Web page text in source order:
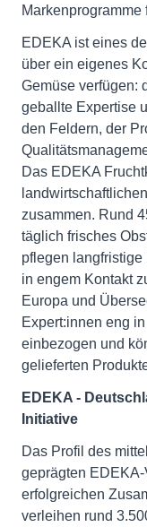
EDEKA ist eines
über ein eigenes
Gemüse verfügen:
geballte Expertise
den Feldern, der
Das EDEKA
zusammen. Rund
täglich frisches
pflegen
in engem Kontakt
Europa und
Expert:innen eng
einbezogen und
gelieferten
EDEKA -
Initiative
Das Profil des
geprägten
erfolgreichen
verleihen rund